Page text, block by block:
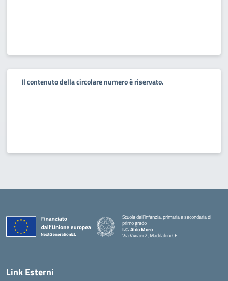
Il contenuto della circolare numero è riservato.
Scuola dell’infanzia, primaria e secondaria di
primo grado
I.C. Aldo Moro
Via Viviani 2, Maddaloni CE
Link Esterni